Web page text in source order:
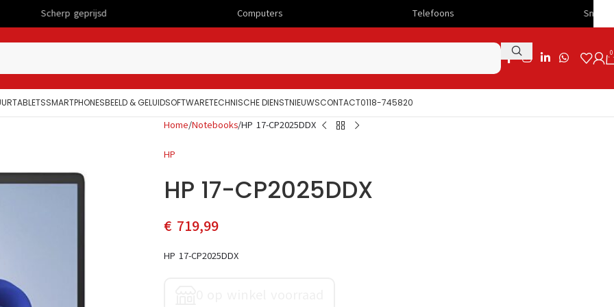
0
TABLETSSMARTPHONESBEELD & GELUIDSOFTWARETECHNISCHE DIENSTNIEUWSCONTACT0118-745820
Home Notebooks HP 17-CP2025DDX
HP
HP 17-CP2025DDX
€ 719,99
HP 17-CP2025DDX
geprijsd